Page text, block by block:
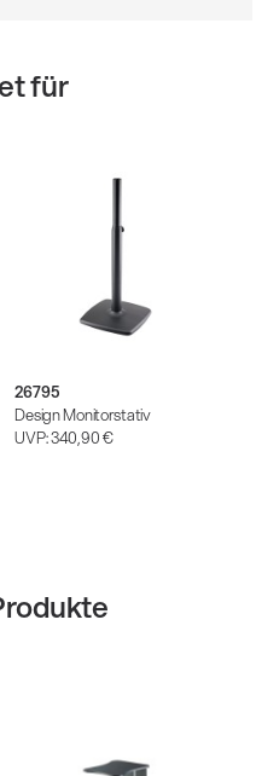
für
26795
Design Monitorstativ
UVP:340,90 €